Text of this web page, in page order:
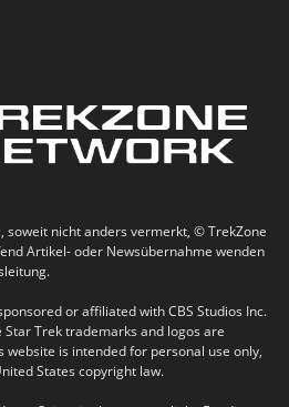
soweit nicht anders vermerkt, © TrekZone
Artikel- oder Newsübernahme wenden
or affiliated with CBS Studios Inc.
Trek trademarks and logos are
website is intended for personal use only,
States copyright law.